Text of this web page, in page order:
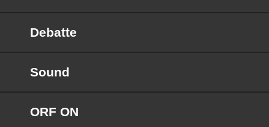
Debatte
Sound
ORF ON